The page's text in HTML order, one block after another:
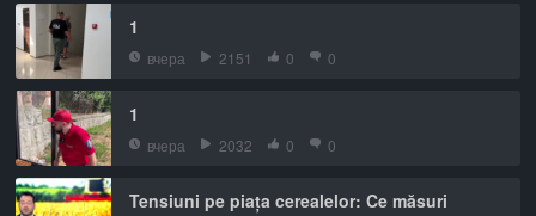
1
вчера 2151 0 0
1
вчера 2032 0 0
Tensiuni pe piața cerealelor: Ce măsuri